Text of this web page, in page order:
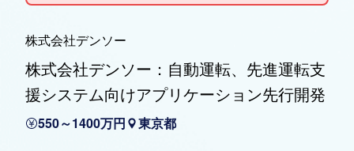
株式会社デンソー
株式会社デンソー：自動運転、先進運転支
援システム向けアプリケーション先行開発
550～1400万円 東京都